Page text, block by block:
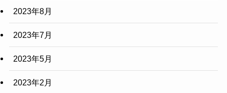
2023年8月
2023年7月
2023年5月
2023年2月